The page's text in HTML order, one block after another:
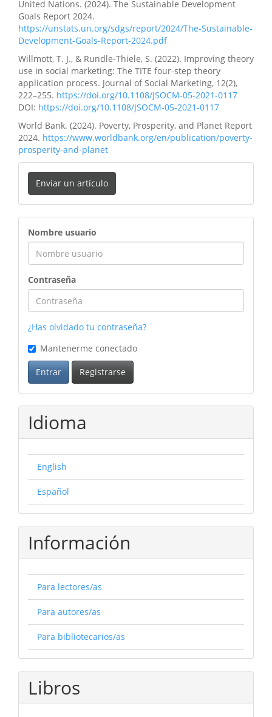
United Nations. (2024). The Sustainable Development
Goals Report 2024.
https://unstats.un.org/sdgs/report/2024/The-Sustainable-
Development-Goals-Report-2024.pdf
Willmott, T. J., & Rundle-Thiele, S. (2022). Improving theory
use in social marketing: The TITE four-step theory
application process. Journal of Social Marketing, 12(2),
222–255. https://doi.org/10.1108/JSOCM-05-2021-0117
DOI: https://doi.org/10.1108/JSOCM-05-2021-0117
World Bank. (2024). Poverty, Prosperity, and Planet Report
2024. https://www.worldbank.org/en/publication/poverty-
prosperity-and-planet
Enviar un artículo
ingreso
Nombre usuario
Contraseña
¿Has olvidado tu contraseña?
Mantenerme conectado
Entrar Registrarse
Idioma
English
Español
Información
Para lectores/as
Para autores/as
Para bibliotecarios/as
Libros